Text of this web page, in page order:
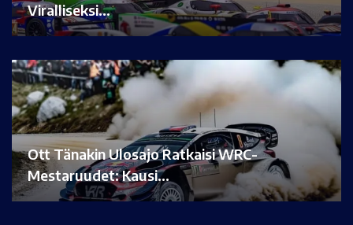
Viralliseksi…
Ott Tänakin Ulosajo Ratkaisi WRC-
Mestaruudet: Kausi…